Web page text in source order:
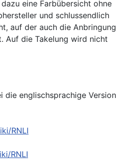
eine Farbübersicht ohne
und schlussendlich
auf der auch die Anbringung
Auf die Takelung wird nicht
die englischsprachige Version
RNLI
RNLI